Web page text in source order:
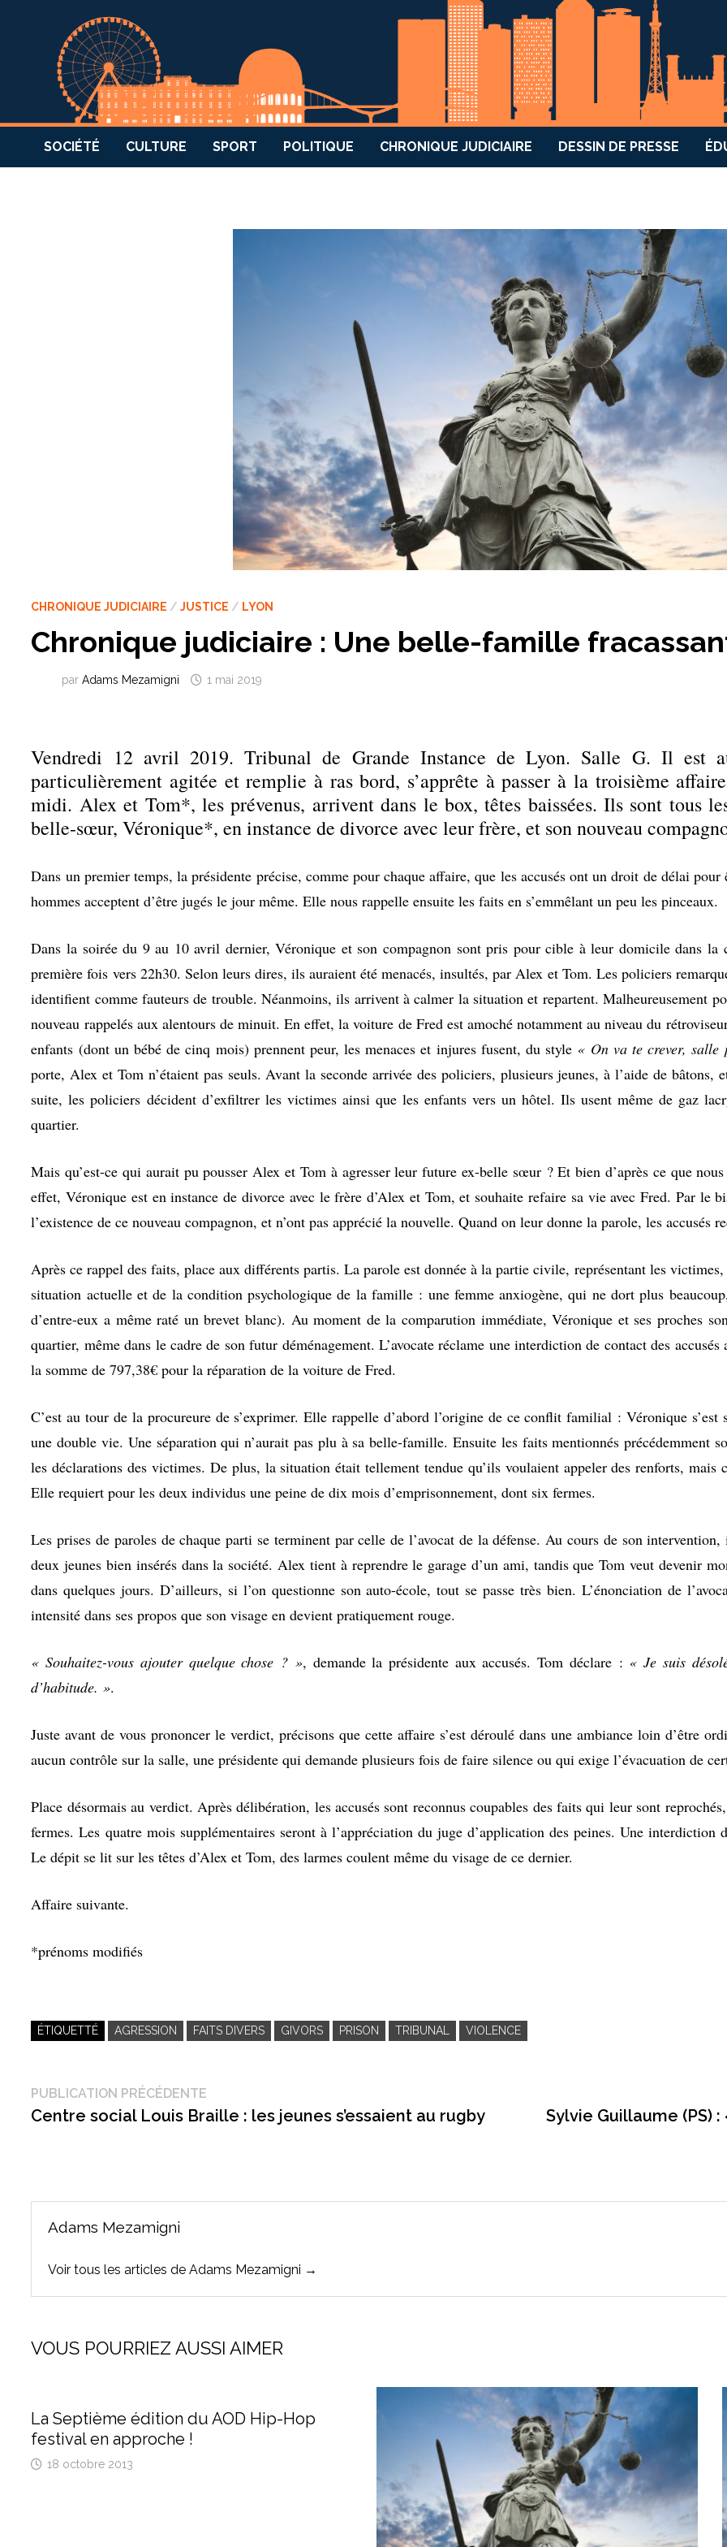
SOCIÉTÉ CULTURE SPORT POLITIQUE CHRONIQUE JUDICIAIRE DESSIN DE PRESSE
CHRONIQUE JUDICIAIRE /JUSTICE / LYON
Chronique judiciaire : Une belle-famille
parAdams Mezamigni 1 mai 2019
Vendredi 12 avril 2019. Tribunal de Grande Instance de Lyon. Salle G. Il est
particulièrement agitée et remplie à ras bord, s’apprête à passer à la troisième
midi. Alex et Tom*, les prévenus, arrivent dans le box, têtes baissées. Ils sont tous
belle-sœur, Véronique*, en instance de divorce avec leur frère, et son nouveau
Dans un premier temps, la présidente précise, comme pour chaque affaire, que les accusés ont un droit de délai
hommes acceptent d’être jugés le jour même. Elle nous rappelle ensuite les faits en s’emmêlant un peu les pinceaux.
Dans la soirée du 9 au 10 avril dernier, Véronique et son compagnon sont pris pour cible à leur domicile dans
première fois vers 22h30. Selon leurs dires, ils auraient été menacés, insultés, par Alex et Tom. Les policiers
identifient comme fauteurs de trouble. Néanmoins, ils arrivent à calmer la situation et repartent. Malheureusement
nouveau rappelés aux alentours de minuit. En effet, la voiture de Fred est amoché notamment au niveau du
enfants (dont un bébé de cinq mois) prennent peur, les menaces et injures fusent, du style « On va te crever,
porte, Alex et Tom n’étaient pas seuls. Avant la seconde arrivée des policiers, plusieurs jeunes, à l’aide de
suite, les policiers décident d’exfiltrer les victimes ainsi que les enfants vers un hôtel. Ils usent même de gaz
quartier.
Mais qu’est-ce qui aurait pu pousser Alex et Tom à agresser leur future ex-belle sœur ? Et bien d’après ce que
effet, Véronique est en instance de divorce avec le frère d’Alex et Tom, et souhaite refaire sa vie avec Fred. Par le
l’existence de ce nouveau compagnon, et n’ont pas apprécié la nouvelle. Quand on leur donne la parole, les accusés
Après ce rappel des faits, place aux différents partis. La parole est donnée à la partie civile, représentant les
situation actuelle et de la condition psychologique de la famille : une femme anxiogène, qui ne dort plus
d’entre-eux a même raté un brevet blanc). Au moment de la comparution immédiate, Véronique et ses proches
quartier, même dans le cadre de son futur déménagement. L’avocate réclame une interdiction de contact des
la somme de 797,38€ pour la réparation de la voiture de Fred.
C’est au tour de la procureure de s’exprimer. Elle rappelle d’abord l’origine de ce conflit familial : Véronique
une double vie. Une séparation qui n’aurait pas plu à sa belle-famille. Ensuite les faits mentionnés précédemment
les déclarations des victimes. De plus, la situation était tellement tendue qu’ils voulaient appeler des renforts, mais
Elle requiert pour les deux individus une peine de dix mois d’emprisonnement, dont six fermes.
Les prises de paroles de chaque parti se terminent par celle de l’avocat de la défense. Au cours de son
deux jeunes bien insérés dans la société. Alex tient à reprendre le garage d’un ami, tandis que Tom veut devenir
dans quelques jours. D’ailleurs, si l’on questionne son auto-école, tout se passe très bien. L’énonciation de
intensité dans ses propos que son visage en devient pratiquement rouge.
« Souhaitez-vous ajouter quelque chose ? », demande la présidente aux accusés. Tom déclare : « Je suis
d’habitude. ».
Juste avant de vous prononcer le verdict, précisons que cette affaire s’est déroulé dans une ambiance loin d’être
aucun contrôle sur la salle, une présidente qui demande plusieurs fois de faire silence ou qui exige l’évacuation de
Place désormais au verdict. Après délibération, les accusés sont reconnus coupables des faits qui leur sont
fermes. Les quatre mois supplémentaires seront à l’appréciation du juge d’application des peines. Une interdiction
Le dépit se lit sur les têtes d’Alex et Tom, des larmes coulent même du visage de ce dernier.
Affaire suivante.
*prénoms modifiés
ÉTIQUETTÉ AGRESSION FAITS DIVERS GIVORS PRISON TRIBUNAL VIOLENCE
Navigation
de
PUBLICATION PRÉCÉDENTE
précédente :
Centre social Louis Braille : les jeunes s’essaient au rugby Sylvie Guillaume (PS)
Adams Mezamigni
Voir tous les articles de Adams Mezamigni →
VOUS POURRIEZ AUSSI AIMER
La Septième édition du AOD Hip-Hop
festival en approche !
18 octobre 2013